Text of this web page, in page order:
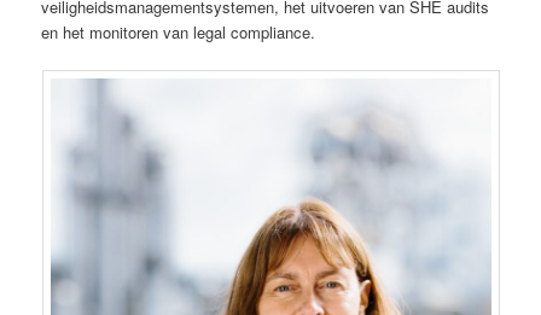
veiligheidsmanagementsystemen, het uitvoeren van SHE audits
en het monitoren van legal compliance.